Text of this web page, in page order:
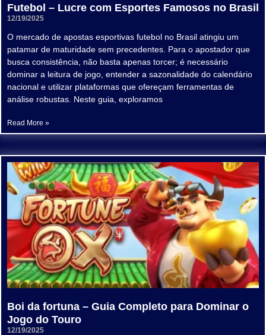
Futebol – Lucre com Esportes Famosos no Brasil
12/19/2025
O mercado de apostas esportivas futebol no Brasil atingiu um
patamar de maturidade sem precedentes. Para o apostador que
busca consistência, não basta apenas torcer; é necessário
dominar a leitura de jogo, entender a sazonalidade do calendário
nacional e utilizar plataformas que ofereçam ferramentas de
análise robustas. Neste guia, exploramos
Read More »
Boi da fortuna – Guia Completo para Dominar o
Jogo do Touro
12/19/2025